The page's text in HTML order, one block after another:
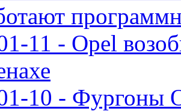
11 - Opel
10 - Фургоны